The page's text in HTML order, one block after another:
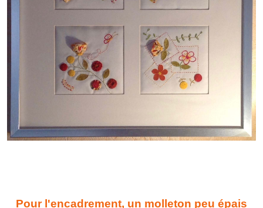
Pour l'encadrement, un molleton peu épais